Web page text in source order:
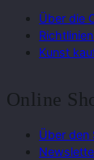
Über die
Kunst
Online
Über den